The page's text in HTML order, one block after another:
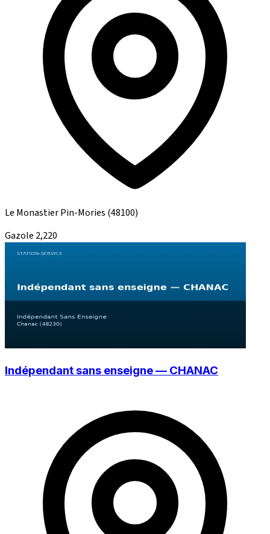
Le Monastier Pin-Mories (48100)
Gazole 2,220
Indépendant sans enseigne — CHANAC